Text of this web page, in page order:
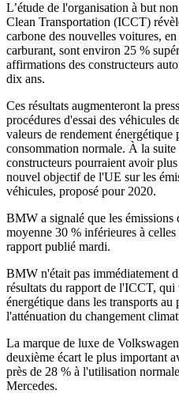
L’étude de l'organisation à but
Clean Transportation (ICCT)
carbone des nouvelles voitures,
carburant, sont environ 25 %
affirmations des constructeurs
dix ans.
Ces résultats augmenteront la
procédures d'essai des véhicules
valeurs de rendement
consommation normale. À la suite
constructeurs pourraient avoir
nouvel objectif de l'UE sur les
véhicules, proposé pour 2020.
BMW a signalé que les émissions
moyenne 30 % inférieures à
rapport publié mardi.
BMW n'était pas immédiatement
résultats du rapport de l'ICCT,
énergétique dans les transports
l'atténuation du changement
La marque de luxe de
deuxième écart le plus important
près de 28 % à l'utilisation
Mercedes.